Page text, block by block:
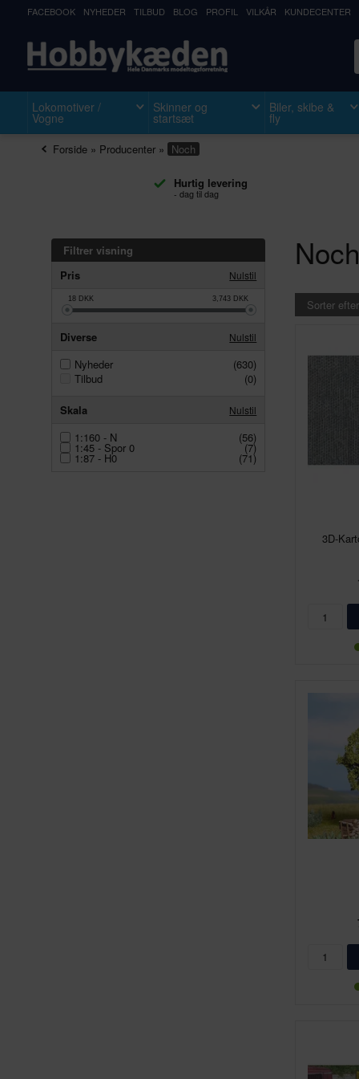
FACEBOOK NYHEDER TILBUD BLOG PROFIL VILKÅR KUNDECENTER
Lokomotiver /
Vogne
Skinner og
startsæt
Biler, skibe &
fly
Forside» Producenter» Noch
Hurtig levering
- dag til dag
Filtrer visning
Pris
Nulstil
18DKK 3,743DKK
Diverse Nulstil
Nyheder
(630)
Tilbud
(0)
Skala Nulstil
1:160 - N (56)
1:45 - Spor 0 (7)
1:87 - H0 (71)
Noch
Sorter
3D-